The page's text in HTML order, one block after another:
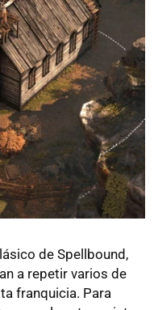
de Spellbound,
a repetir varios de
franquicia. Para